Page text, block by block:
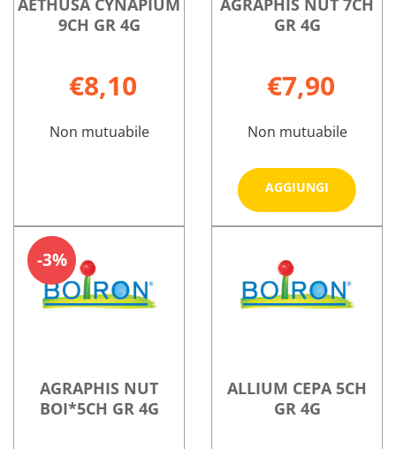
9CH GR 4G
€8,10
Non mutuabile
AETHUSA
GR
4G non
Informazioni
9CH
GR
GR 4G
€7,90
Non mutuabile
AGGIUNGI
Aggiungi
NUT
7CH
carrello
Informazioni
7CH
GR
AGRAPHIS NUT
BOI*5CH GR 4G
3%
ALLIUM CEPA 5CH
GR 4G